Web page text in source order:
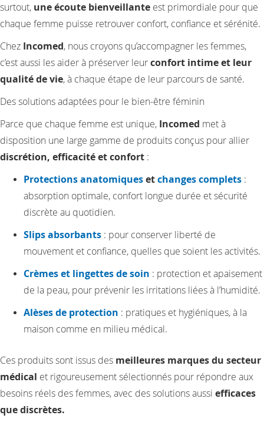
surtout, une écoute bienveillante est primordiale pour que
chaque femme puisse retrouver confort, confiance et sérénité.
Chez Incomed, nous croyons qu’accompagner les femmes,
c’est aussi les aider à préserver leurconfort intime et leur
qualité de vie, à chaque étape de leur parcours de santé.
Des solutions adaptées pour le bien-être féminin
Parce que chaque femme est unique, Incomed met à
disposition une large gamme de produits conçus pour allier
discrétion, efficacité et confort :
Protections anatomiquesetchanges complets :
absorption optimale, confort longue durée et sécurité
discrète au quotidien.
Slips absorbants : pour conserver liberté de
mouvement et confiance, quelles que soient les activités.
Crèmes et lingettes de soin : protection et apaisement
de la peau, pour prévenir les irritations liées à l’humidité.
Alèses de protection : pratiques et hygiéniques, à la
maison comme en milieu médical.
Ces produits sont issus des meilleures marques du secteur
médical et rigoureusement sélectionnés pour répondre aux
besoins réels des femmes, avec des solutions aussi efficaces
que discrètes.